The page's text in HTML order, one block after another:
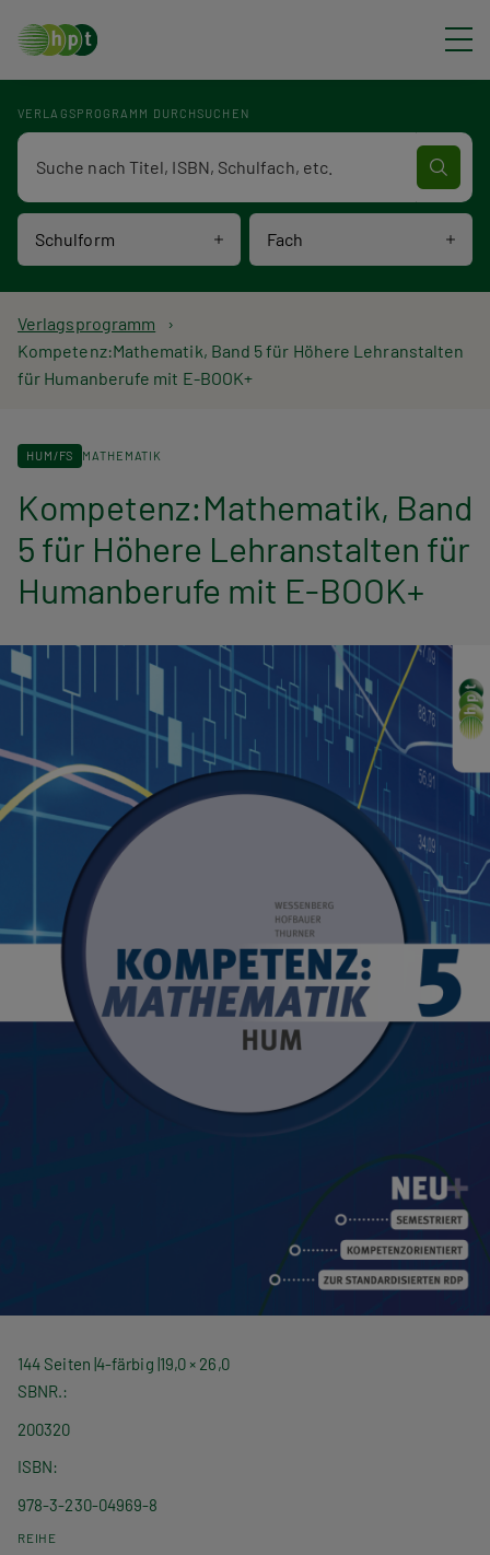
VERLAGSPROGRAMM DURCHSUCHEN
Schulform Fach
Verlagsprogramm Volltextsuche
P
f
d
n
a
v
i
g
a
t
i
Verlagsprogramm
Kompetenz:Mathematik, Band 5 für Höhere Lehranstalten
für Humanberufe mit E-BOOK+
HUM/FS MATHEMATIK
Kompetenz:Mathematik, Band
5 für Höhere Lehranstalten für
Humanberufe mit E-BOOK+
144 Seiten 4-färbig 19,0 × 26,0
SBNR.
200320
ISBN
978-3-230-04969-8
REIHE